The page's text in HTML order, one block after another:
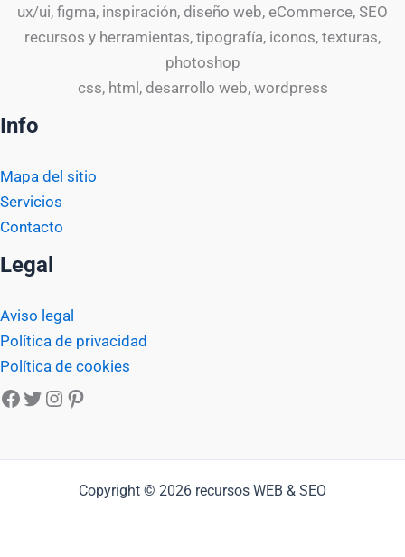
ux/ui, figma, inspiración, diseño web, eCommerce, SEO
recursos y herramientas, tipografía, iconos, texturas,
photoshop
css, html, desarrollo web, wordpress
Info
Mapa del sitio
Servicios
Contacto
Legal
Aviso legal
Política de privacidad
Política de cookies
Facebook
Twitter
Instagram
Pinterest
Copyright © 2026 recursos WEB & SEO